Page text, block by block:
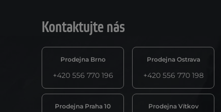
Kontaktujte nás
Prodejna Brno
+420 556 770 196
Prodejna Ostrava
+420 556 770 198
Prodejna Praha 10 Prodejna Vítkov